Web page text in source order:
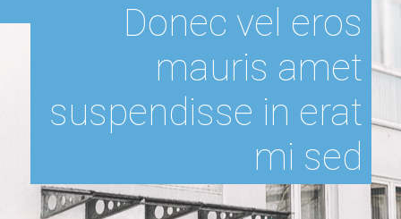
Donec vel eros
mauris amet
suspendisse in erat
mi sed